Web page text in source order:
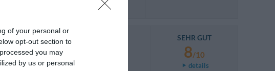
of your personal or
opt-out section to
you may
by us or personal
NICHT
SEHR GUT
8/10
details